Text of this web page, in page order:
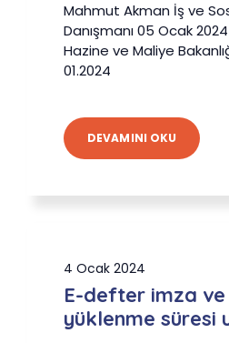
Mahmut Akman İş ve
Danışmanı 05 Ocak
Hazine ve Maliye
01.2024
DEVAMINI OKU
4 Ocak 2024
E-defter imza ve
yüklenme süresi